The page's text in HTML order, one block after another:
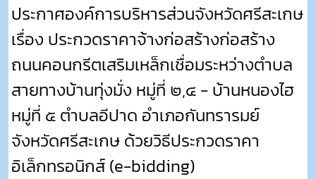
ประกาศองค์การบริหารส่วนจังหวัดศรีสะเกษ
เรื่อง ประกวดราคาจ้างก่อสร้างก่อสร้าง
ถนนคอนกรีตเสริมเหล็กเชื่อมระหว่างตำบล
สายทางบ้านทุ่งมั่ง หมู่ที่ ๒,๔ - บ้านหนองไฮ
หมู่ที่ ๕ ตำบลอีปาด อำเภอกันทรารมย์
จังหวัดศรีสะเกษ ด้วยวิธีประกวดราคา
อิเล็กทรอนิกส์ (e-bidding)